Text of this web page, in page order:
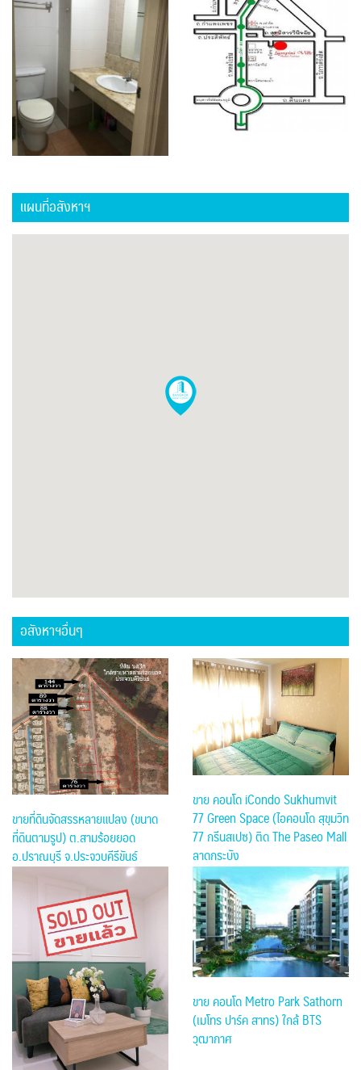
แผนที่อสังหาฯ
อสังหาฯอื่นๆ
ขายที่ดินจัดสรรหลายแปลง (ขนาด
ที่ดินตามรูป) ต.สามร้อยยอด
อ.ปราณบุรี จ.ประจวบคีรีขันธ์
ขาย คอนโด iCondo Sukhumvit
77 Green Space (ไอคอนโด สุขุมวิท
77 กรีนสเปซ) ติด The Paseo Mall
ลาดกระบัง
ขาย คอนโด Metro Park Sathorn
(เมโทร ปาร์ค สาทร) ใกล้ BTS
วุฒากาศ